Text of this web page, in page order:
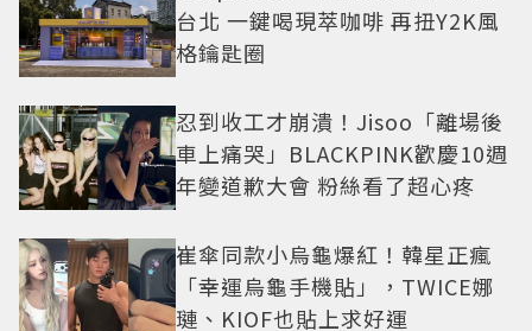
台北 一鍵喝現萃咖啡 再扭Y2K風
格鑰匙圈
忍到收工才崩潰！Jisoo「離場後
車上痛哭」BLACKPINK歡慶10週
年變道歉大會 粉絲看了超心疼
崔傘同款小烏龜爆紅！韓星正瘋
「幸運烏龜手機貼」，TWICE娜
璉、KIOF也貼上求好運